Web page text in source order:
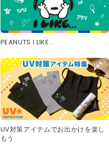
PEANUTS I LIKE...
UV対策アイテムでお出かけを楽し
もう